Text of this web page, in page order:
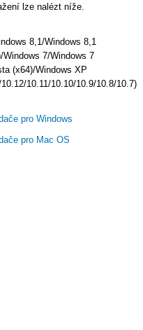
lze nalézt níže.
8,1/Windows 8,1
7/Windows 7
(x64)/Windows XP
10.11/10.10/10.9/10.8/10.7)
pro Windows
pro Mac OS